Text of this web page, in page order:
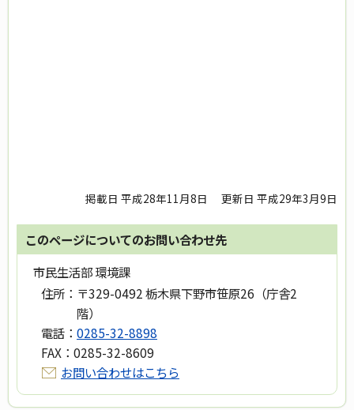
掲載日 平成28年11月8日 更新日 平成29年3月9日
このページについてのお問い合わせ先
市民生活部 環境課
住所： 〒329-0492 栃木県下野市笹原26（庁舎2
階）
電話： 0285-32-8898
FAX： 0285-32-8609
お問い合わせはこちら